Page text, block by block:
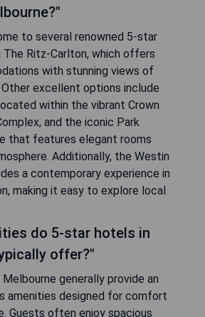
to several renowned 5-star
The Ritz-Carlton, which offers
with stunning views of
excellent options include
within the vibrant Crown
and the iconic Park
that features elegant rooms
Additionally, the Westin
a contemporary experience in
making it easy to explore local
do 5-star hotels in
offer?"
generally provide an
amenities designed for comfort
Guests often enjoy spacious